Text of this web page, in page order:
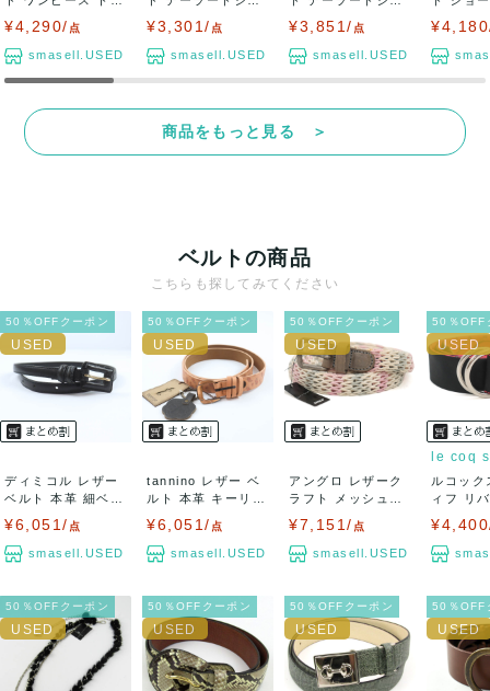
プス ノースリ...
¥4,290/ 点
smasell.USED
ケット アウター...
¥3,301/ 点
smasell.USED
ケット アウター...
¥3,851/ 点
smasell.USED
スタン
商品をもっと見る ＞
ベルトの商品
こちらも探してみてください
50％OFFクーポン
ディミコル レザー
ベルト 本革 細ベル
¥6,051/ 点
smasell.USED
50％OFFクーポン
tannino レザー ベ
ルト 本革 キーリン
¥6,051/ 点
smasell.USED
50％OFFクーポン
アングロ レザーク
ラフト メッシュベ
¥7,151/ 点
smasell.USED
50％OFF
le coq
ルコック
ィフ リ
50％OFFクーポン 50％OFFクーポン 50％OFFクーポン 50％OFF